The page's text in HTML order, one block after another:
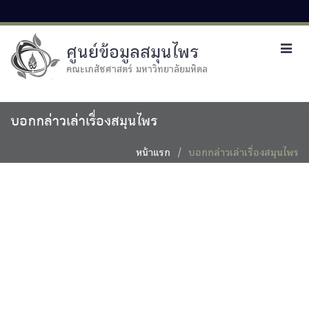
ศูนย์ข้อมูลสมุนไพร
คณะเภสัชศาสตร์ มหาวิทยาลัยมหิดล
บอกกล่าวเล่าเรื่องสมุนไพร
หน้าแรก บอกกล่าวเล่าเรื่องสมุนไพร